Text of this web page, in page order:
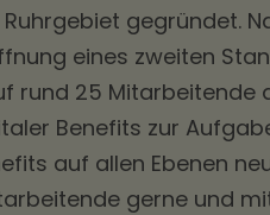
Ruhrgebiet gegründet.
eines zweiten
rund 25 Mitarbeitende
Benefits zur
auf allen Ebenen
gerne und